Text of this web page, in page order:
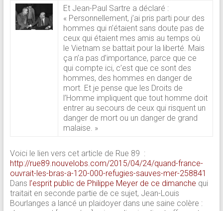
Et Jean-Paul Sartre a déclaré :
« Personnellement, j’ai pris parti pour des
hommes qui n’étaient sans doute pas de
ceux qui étaient mes amis au temps où
le Vietnam se battait pour la liberté. Mais
ça n’a pas d’importance, parce que ce
qui compte ici, c’est que ce sont des
hommes, des hommes en danger de
mort. Et je pense que les Droits de
l’Homme impliquent que tout homme doit
entrer au secours de ceux qui risquent un
danger de mort ou un danger de grand
malaise. »
Voici le lien vers cet article de Rue 89 :
http://rue89.nouvelobs.com/2015/04/24/quand-france-
ouvrait-les-bras-a-120-000-refugies-sauves-mer-258841
Dans l’esprit public de Philippe Meyer de ce dimanche qui
traitait en seconde partie de ce sujet, Jean-Louis
Bourlanges a lancé un plaidoyer dans une saine colère :